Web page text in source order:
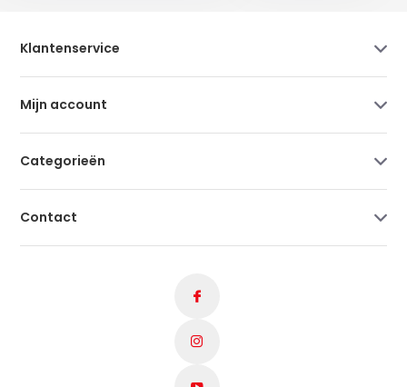
Klantenservice
Mijn account
Categorieën
Contact